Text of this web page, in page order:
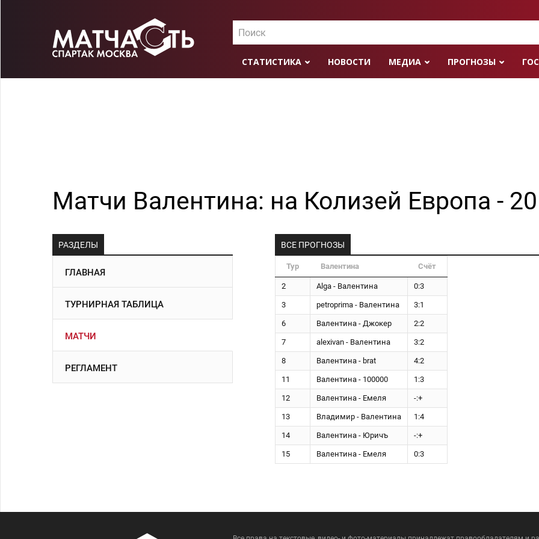
Поиск
СТАТИСТИКА НОВОСТИ МЕДИА ПРОГНОЗЫ
Матчи Валентина: на Колизей Европа -
РАЗДЕЛЫ
ГЛАВНАЯ
ТУРНИРНАЯ ТАБЛИЦА
МАТЧИ
РЕГЛАМЕНТ
ВСЕ ПРОГНОЗЫ
Тур Валентина Счёт
2 Alga - Валентина 0:3
3 petroprima - Валентина 3:1
6 Валентина - Джокер 2:2
7 alexivan - Валентина 3:2
8 Валентина - brat 4:2
11 Валентина - 100000 1:3
12 Валентина - Емеля -:+
13 Владимир - Валентина 1:4
14 Валентина - Юричъ -:+
15 Валентина - Емеля 0:3